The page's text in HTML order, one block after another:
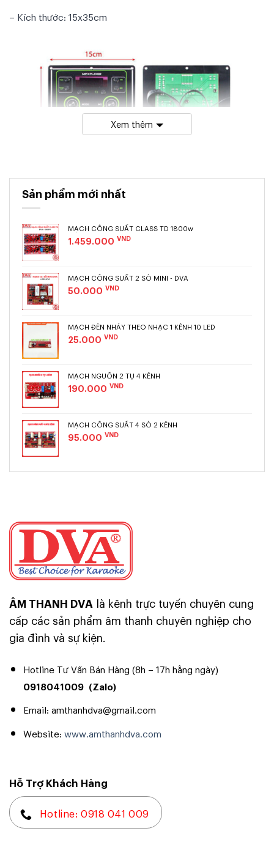
– Kích thước: 15x35cm
Xem thêm
Sản phẩm mới nhất
MẠCH CÔNG SUẤT CLASS TD 1800w
1.459.000 VND
MẠCH CÔNG SUẤT 2 SÒ MINI - DVA
50.000 VND
MẠCH ĐÈN NHÁY THEO NHẠC 1 KÊNH 10 LED
25.000 VND
MẠCH NGUỒN 2 TỤ 4 KÊNH
190.000 VND
MẠCH CÔNG SUẤT 4 SÒ 2 KÊNH
95.000 VND
ÂM THANH DVA là kênh trực tuyến chuyên cung
cấp các sản phẩm âm thanh chuyên nghiệp cho
gia đình và sự kiện.
Hotline Tư Vấn Bán Hàng (8h – 17h hằng ngày)
0918041009 (Zalo)
Email: amthanhdva@gmail.com
Website:www.amthanhdva.com
Hỗ Trợ Khách Hàng
Hotline: 0918 041 009